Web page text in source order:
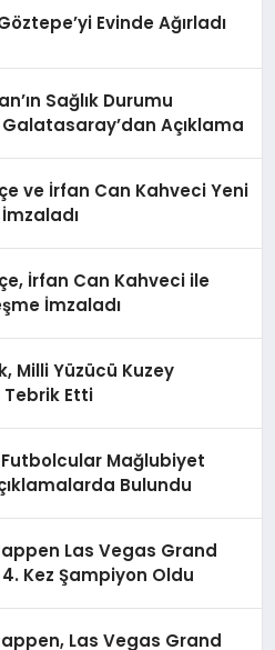
Evinde Ağırladı
Sağlık Durumu
Galatasaray’dan Açıklama
ve İrfan Can Kahveci Yeni
İrfan Can Kahveci ile
İmzaladı
Milli Yüzücü Kuzey
Tebrik Etti
Futbolcular Mağlubiyet
Bulundu
Las Vegas Grand
4. Kez Şampiyon Oldu
Las Vegas Grand